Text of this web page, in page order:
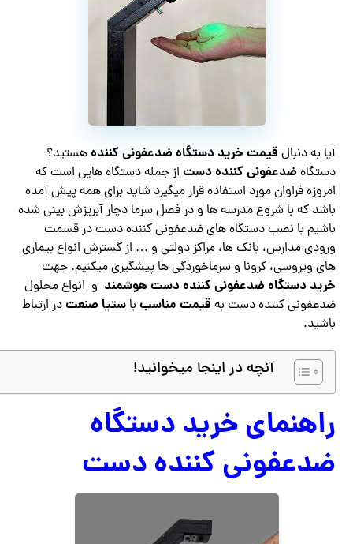
آیا به دنبال قیمت خرید دستگاه ضدعفونی کنندههستید؟
دستگاه ضدعفونی کننده دست از جمله دستگاه هایی است که
امروزه فراوان مورد استفاده قرار میگیرد شاید برای همه پیش آمده
باشد که با شروع مدرسه ها و در فصل سرما دچار آبریزش بینی شده
باشیم با نصب دستگاه های ضدعفونی کننده دست در قسمت
ورودی مدارس، بانک ها، مراکز دولتی و … از گسترش انواع بیماری
های ویروسی، کرونا و سرماخوردگی ها پیشگیری میکنیم. جهت
خرید دستگاه ضدعفونی کننده دست هوشمند و انواع محلول
ضدعفونی کننده دست به قیمت مناسب باستیا صنعتدر ارتباط
باشید.
آنچه در اینجا میخوانید!
راهنمای خرید دستگاه
ضدعفونی کننده دست